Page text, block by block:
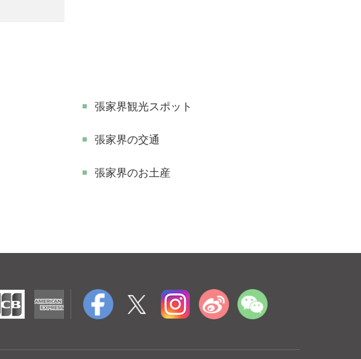
張家界観光スポット
張家界の交通
張家界のお土産